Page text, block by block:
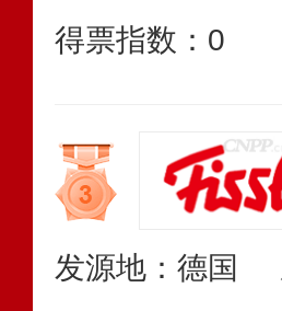
得票指数： 0
发源地：德国